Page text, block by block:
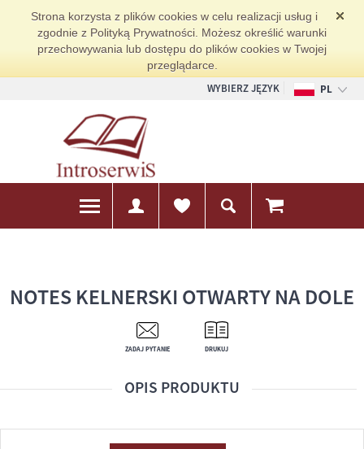
Strona korzysta z plików cookies w celu realizacji usług i
zgodnie z Polityką Prywatności. Możesz określić warunki
przechowywania lub dostępu do plików cookies w Twojej
przeglądarce.
WYBIERZ JĘZYK
PL
NOTES KELNERSKI OTWARTY NA DOLE
ZADAJ PYTANIE DRUKUJ
OPIS PRODUKTU